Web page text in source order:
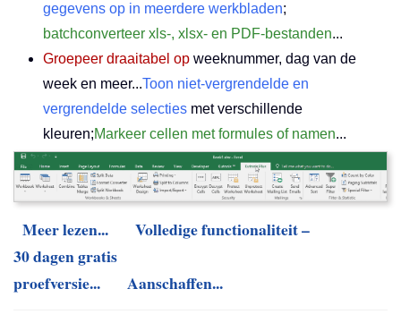
gegevens op in meerdere werkbladen;
batchconverteer xls-, xlsx- en PDF-bestanden...
Groepeer draaitabel op weeknummer, dag van de
week en meer...Toon niet-vergrendelde en
vergrendelde selecties met verschillende
kleuren;Markeer cellen met formules of namen...
Meer lezen...
Volledige functionaliteit –
30 dagen gratis
proefversie...
Aanschaffen...